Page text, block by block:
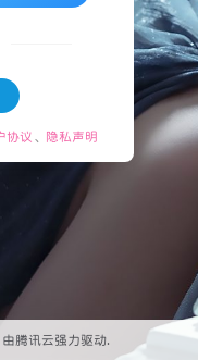
协议 、 隐私声明
腾讯云强力驱动.